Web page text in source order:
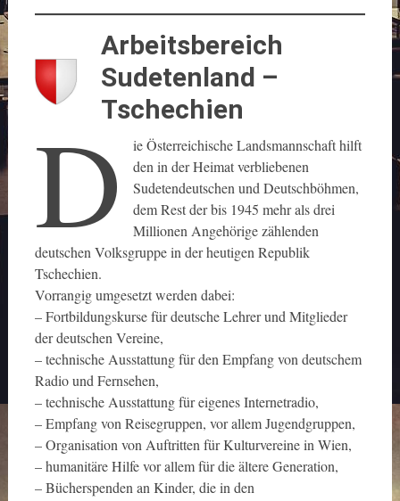
Arbeitsbereich
Sudetenland –
Tschechien
D
ie Österreichische Landsmannschaft hilft
den in der Heimat verbliebenen
Sudetendeutschen und Deutschböhmen,
dem Rest der bis 1945 mehr als drei
Millionen Angehörige zählenden
deutschen Volksgruppe in der heutigen Republik
Tschechien.
Vorrangig umgesetzt werden dabei:
– Fortbildungskurse für deutsche Lehrer und Mitglieder
der deutschen Vereine,
– technische Ausstattung für den Empfang von deutschem
Radio und Fernsehen,
– technische Ausstattung für eigenes Internetradio,
– Empfang von Reisegruppen, vor allem Jugendgruppen,
– Organisation von Auftritten für Kulturvereine in Wien,
– humanitäre Hilfe vor allem für die ältere Generation,
– Bücherspenden an Kinder, die in den